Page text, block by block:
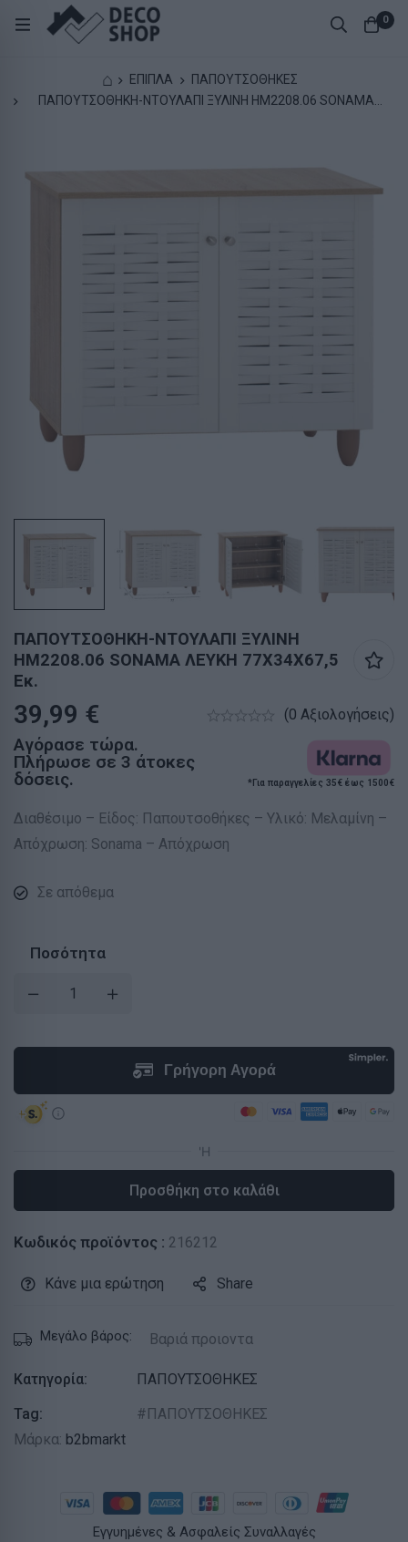
0
⌂ ΕΠΙΠΛΑ
ΠΑΠΟΥΤΣΟΘΗΚΕΣ
ΠΑΠΟΥΤΣΟΘΗΚΗ-ΝΤΟΥΛΑΠΙ ΞΥΛΙΝΗ HM2208.06 SONAMΑ
ΠΑΠΟΥΤΣΟΘΗΚΗ-ΝΤΟΥΛΑΠΙ ΞΥΛΙΝΗ
HM2208.06 SONAMΑ ΛΕΥΚΗ 77Χ34Χ67,5
Εκ.
39,99 € (0 Αξιολογήσεις)
Αγόρασε τώρα.
Πλήρωσε σε 3 άτοκες
δόσεις.
*Για παραγγελίες 35€ έως 1500€
Διαθέσιμο – Είδος: Παπουτσοθήκες – Υλικό: Μελαμίνη –
Απόχρωση: Sonama – Απόχρωση
Σε απόθεμα
Ποσότητα
Προσθήκη στο καλάθι
Κωδικός προϊόντος : 216212
Κάνε μια ερώτηση Share
Μεγάλο βάρος: Βαριά προιοντα
Κατηγορία:
ΠΑΠΟΥΤΣΟΘΗΚΕΣ
Tag:
ΠΑΠΟΥΤΣΟΘΗΚΕΣ
Μάρκα: b2bmarkt
Εγγυημένες & Ασφαλείς Συναλλαγές